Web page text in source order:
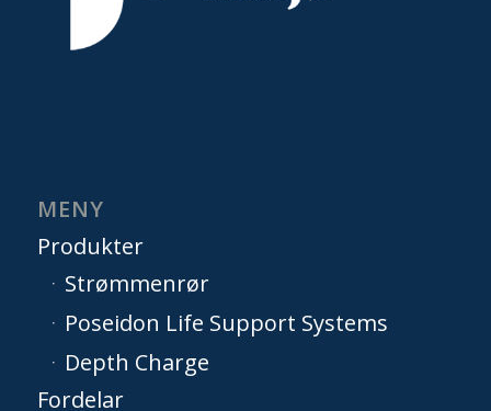
MENY
Produkter
Strømmenrør
Poseidon Life Support Systems
Depth Charge
Fordelar